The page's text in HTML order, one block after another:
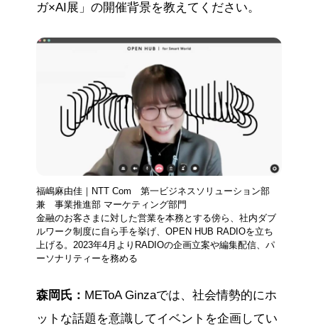
ガ×AI展」の開催背景を教えてください。
福嶋麻由佳｜NTT Com 第一ビジネスソリューション部
兼 事業推進部 マーケティング部門
金融のお客さまに対した営業を本務とする傍ら、社内ダブ
ルワーク制度に自ら手を挙げ、OPEN HUB RADIOを立ち
上げる。2023年4月よりRADIOの企画立案や編集配信、パ
ーソナリティーを務める
森岡氏： METoA Ginzaでは、社会情勢的にホ
ットな話題を意識してイベントを企画してい